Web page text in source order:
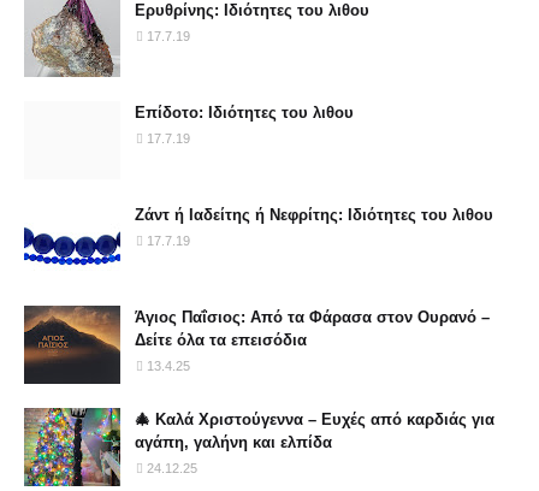
Ερυθρίνης: Ιδιότητες του λιθου
17.7.19
Επίδοτο: Ιδιότητες του λιθου
17.7.19
Ζάντ ή Ιαδείτης ή Νεφρίτης: Ιδιότητες του λιθου
17.7.19
Άγιος Παΐσιος: Από τα Φάρασα στον Ουρανό –
Δείτε όλα τα επεισόδια
13.4.25
🎄 Καλά Χριστούγεννα – Ευχές από καρδιάς για
αγάπη, γαλήνη και ελπίδα
24.12.25